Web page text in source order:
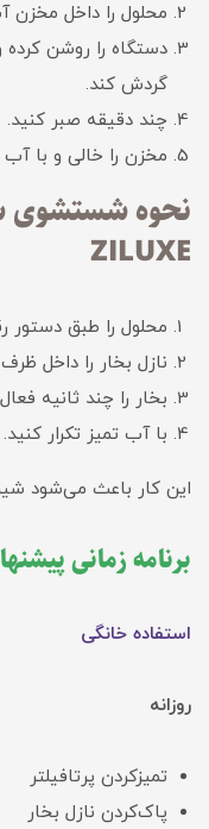
محلول را داخل مخزن
دستگاه را روشن
گردش کند.
چند دقیقه صبر کنید.
مخزن را خالی و با
نحوه شستشوی
ZILUXE
محلول را طبق دستور
نازل بخار را داخل
بخار را چند ثانیه
با آب تمیز تکرار کنید.
این کار باعث می‌شود
برنامه زمانی
استفاده خانگی
روزانه
تمیزکردن پرتافیلتر
پاک‌کردن نازل بخار